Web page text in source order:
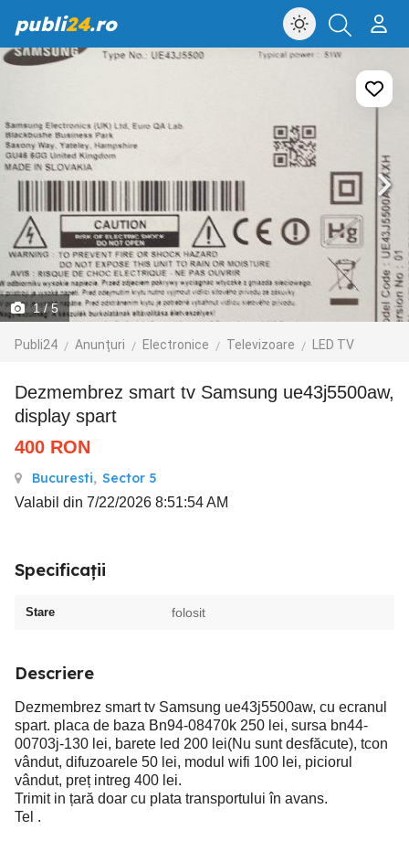
publi24.ro
1/ 5
Publi24 Anunțuri Electronice Televizoare LED TV
dezmembrez smart tv Samsung ue43j5500aw,
display spart
400 RON
Bucuresti, Sector 5
Valabil din 7/22/2026 8:51:54 AM
Specificații
Stare folosit
Descriere
Dezmembrez smart tv Samsung ue43j5500aw, cu ecranul
spart. placa de baza Bn94-08470k 250 lei, sursa bn44-
00703j-130 lei, barete led 200 lei(Nu sunt desfăcute), tcon
vândut, difuzoarele 50 lei, modul wifi 100 lei, piciorul
vândut, preț intreg 400 lei.
Trimit in țară doar cu plata transportului în avans.
Tel .